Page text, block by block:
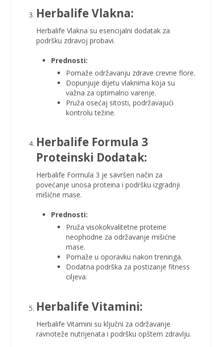
Herbalife Vlakna:
Herbalife Vlakna su esencijalni dodatak za
podršku zdravoj probavi.
Prednosti:
Pomaže održavanju zdrave crevne flore.
Dopunjuje dijetu vlaknima koja su
važna za optimalno varenje.
Pruža osećaj sitosti, podržavajući
kontrolu težine.
Herbalife Formula 3
Proteinski Dodatak:
Herbalife Formula 3 je savršen način za
povećanje unosa proteina i podršku izgradnji
mišićne mase.
Prednosti:
Pruža visokokvalitetne proteine
neophodne za održavanje mišićne
mase.
Pomaže u oporavku nakon treninga.
Dodatna podrška za postizanje fitness
ciljeva.
Herbalife Vitamini:
Herbalife Vitamini su ključni za održavanje
ravnoteže nutrijenata i podršku opštem zdravlju.